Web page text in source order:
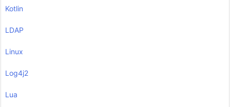
Kotlin
LDAP
Linux
Log4j2
Lua